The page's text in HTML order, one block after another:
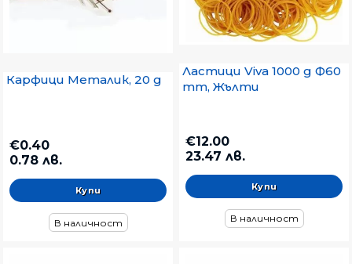
Карфици Металик, 20 g
€0.40
0.78 лв.
В наличност
Ластици Viva 1000 g Ф60
mm, Жълти
€12.00
23.47 лв.
В наличност